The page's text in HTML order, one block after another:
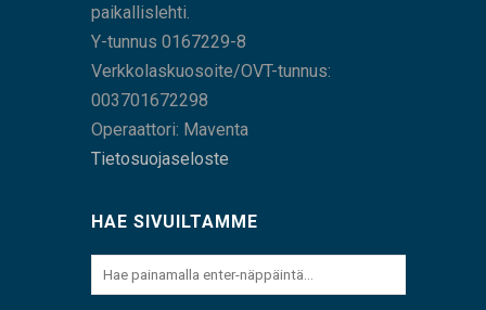
paikallislehti.
Y-tunnus 0167229-8
Verkkolaskuosoite/OVT-tunnus:
003701672298
Operaattori: Maventa
Tietosuojaseloste
HAE SIVUILTAMME